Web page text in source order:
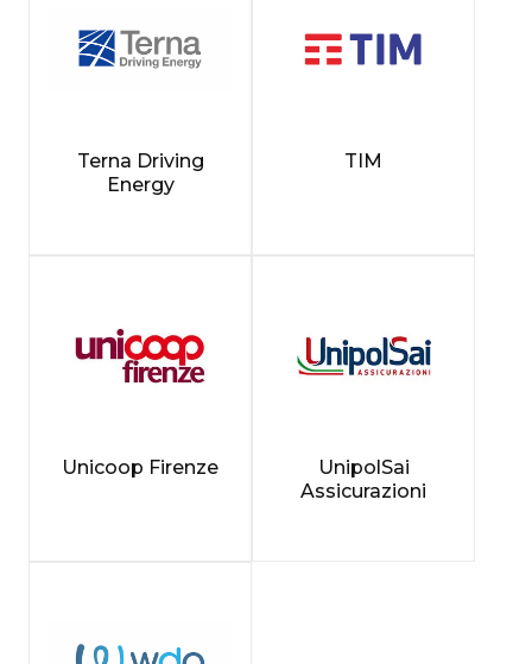
Terna Driving
Energy
TIM
Unicoop Firenze
UnipolSai
Assicurazioni